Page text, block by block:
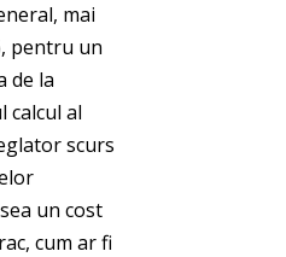
mai
pentru un
de la
calcul al
scurs
un cost
cum ar fi